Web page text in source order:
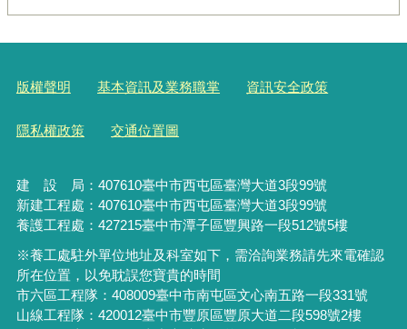
版權聲明 基本資訊及業務職掌 資訊安全政策
隱私權政策 交通位置圖
建 設 局： 407610臺中市西屯區臺灣大道3段99號
新建工程處：407610臺中市西屯區臺灣大道3段99號
養護工程處：427215臺中市潭子區豐興路一段512號5樓
※養工處駐外單位地址及科室如下，需洽詢業務請先來電確認
所在位置，以免耽誤您寶貴的時間
市六區工程隊：408009臺中市南屯區文心南五路一段331號
山線工程隊：420012臺中市豐原區豐原大道二段598號2樓